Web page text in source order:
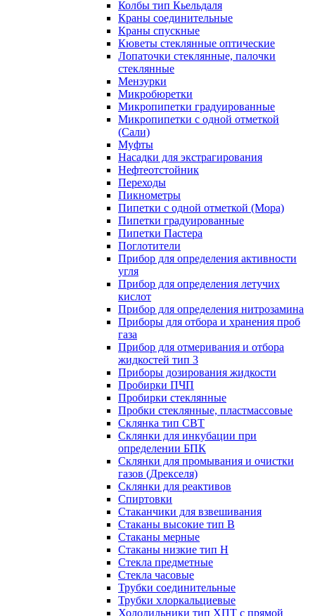
Колбы тип Кьельдаля
Краны соединительные
Краны спускные
Кюветы стеклянные оптические
Лопаточки стеклянные, палочки
стеклянные
Мензурки
Микробюретки
Микропипетки градуированные
Микропипетки с одной отметкой
(Сали)
Муфты
Насадки для экстрагирования
Нефтеотстойник
Переходы
Пикнометры
Пипетки с одной отметкой (Мора)
Пипетки градуированные
Пипетки Пастера
Поглотители
Прибор для определения активности
угля
Прибор для определения летучих
кислот
Прибор для определения нитрозамина
Приборы для отбора и хранения проб
газа
Прибор для отмеривания и отбора
жидкостей тип 3
Приборы дозирования жидкости
Пробирки ПЧП
Пробирки стеклянные
Пробки стеклянные, пластмассовые
Склянка тип СВТ
Склянки для инкубации при
определении БПК
Склянки для промывания и очистки
газов (Дрекселя)
Склянки для реактивов
Спиртовки
Стаканчики для взвешивания
Стаканы высокие тип В
Стаканы мерные
Стаканы низкие тип Н
Стекла предметные
Стекла часовые
Трубки соединительные
Трубки хлоркальциевые
Холодильники тип ХПТ с прямой